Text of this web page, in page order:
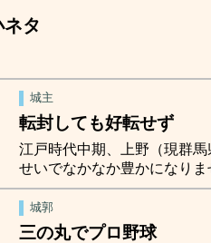
タ
城主
転封しても好転せず
江戸時代中期、上野（現群
せいでなかなか豊かになり
城郭
三の丸でプロ野球